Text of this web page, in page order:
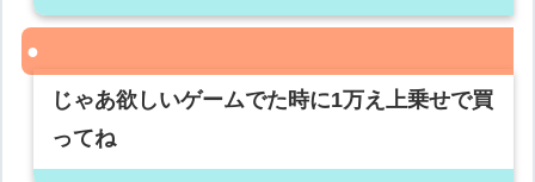
じゃあ欲しいゲームでた時に1万え上乗せで買
ってね